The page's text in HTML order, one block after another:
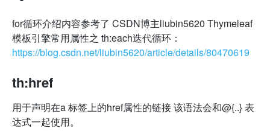
for循环介绍内容参考了 CSDN博主liubin5620 Thymeleaf
模板引擎常用属性之 th:each迭代循环：
https://blog.csdn.net/liubin5620/article/details/80470619
th:href
用于声明在a 标签上的href属性的链接 该语法会和@{..} 表
达式一起使用。